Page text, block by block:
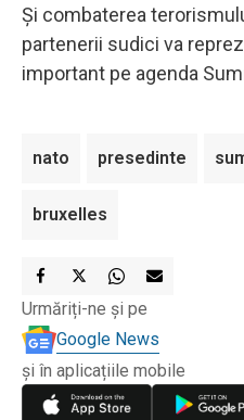
Şi combaterea
partenerii sudici va
important pe agenda
nato presedinte
bruxelles
Urmăriți-ne și pe
Google News
și în aplicațiile mobile